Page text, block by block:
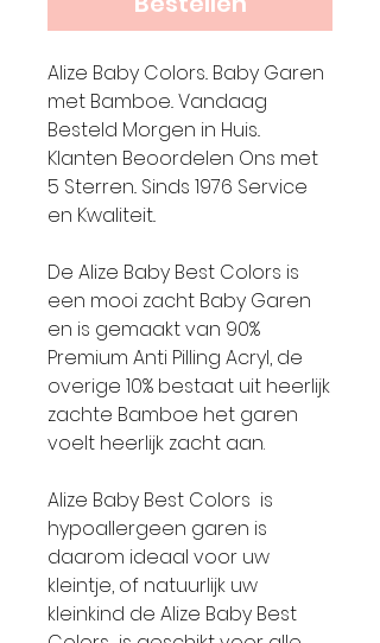
Alize Baby Colors.. Baby Garen
met Bamboe.. Vandaag
Besteld Morgen in Huis..
Klanten Beoordelen Ons met
5 Sterren.. Sinds 1976 Service
en Kwaliteit..
De Alize Baby Best Colors is
een mooi zacht Baby Garen
en is gemaakt van 90%
Premium Anti Pilling Acryl, de
overige 10% bestaat uit heerlijk
zachte Bamboe het garen
voelt heerlijk zacht aan.
Alize Baby Best Colors is
hypoallergeen garen is
daarom ideaal voor uw
kleintje, of natuurlijk uw
kleinkind de Alize Baby Best